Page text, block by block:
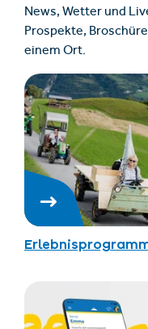
News, Wetter und
Prospekte,
einem Ort.